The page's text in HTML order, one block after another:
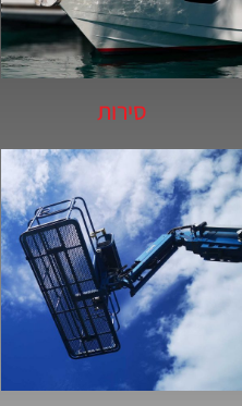
סירות